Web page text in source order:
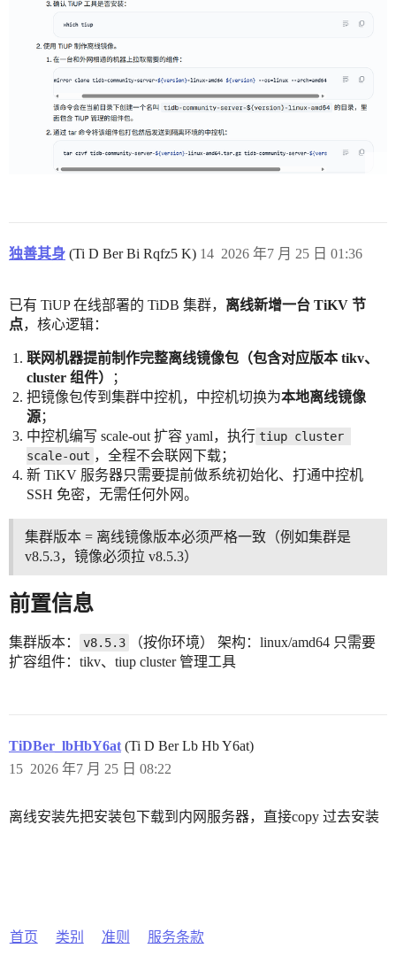
独善其身 (Ti D Ber Bi Rqfz5 K) 2026 年7 月 25 日 01:36
14
已有 TiUP 在线部署的 TiDB 集群， 离线新增一台 TiKV 节
点，核心逻辑：
联网机器提前制作完整离线镜像包（包含对应版本 tikv、
cluster 组件）
；
把镜像包传到集群中控机，中控机切换为本地离线镜像
源；
中控机编写 scale-out 扩容 yaml，执行 tiup cluster
scale-out ，全程不会联网下载；
新 TiKV 服务器只需要提前做系统初始化、打通中控机
SSH 免密，无需任何外网。
集群版本 = 离线镜像版本必须严格一致（例如集群是
v8.5.3，镜像必须拉 v8.5.3）
前置信息
集群版本： v8.5.3
（按你环境） 架构：linux/amd64 只需要
扩容组件：tikv、tiup cluster 管理工具
TiDBer_lbHbY6at (Ti D Ber Lb Hb Y6at)
2026 年7 月 25 日 08:22
15
离线安装先把安装包下载到内网服务器，直接copy 过去安装
首页 类别 准则 服务条款